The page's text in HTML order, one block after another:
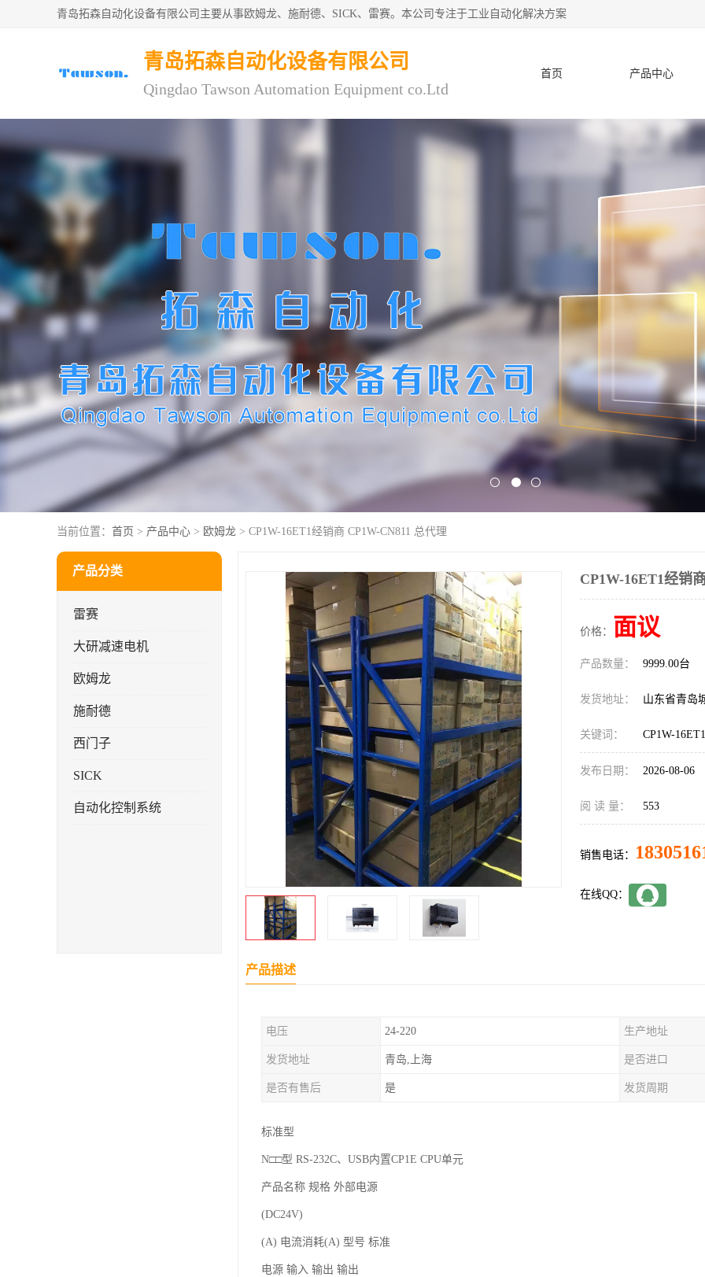
青岛拓森自动化设备有限公司主要从事欧姆龙、施耐德、SICK、雷赛。本公司专注于工业自动化解决方案
青岛拓森自动化设备有限公司
Qingdao Tawson Automation Equipment co.Ltd
首页 产品中心
当前位置： 首页 > 产品中心 > 欧姆龙 > CP1W-16ET1经销商 CP1W-CN811 总代理
产品分类
雷赛
大研减速电机
欧姆龙
施耐德
西门子
SICK
自动化控制系统
CP1W-16ET1经销
价格： 面议
产品数量： 9999.00台
发货地址： 山东省青岛
关键词： CP1W-
发布日期： 2026-08-06
阅 读 量： 553
销售电话：
在线QQ：
产品描述
电压 24-220 生产地址
发货地址 青岛,上海 是否进口
是否有售后 是 发货周期
标准型
N□□型 RS-232C、USB内置CP1E CPU单元
产品名称 规格 外部电源
(DC24V)
(A) 电流消耗(A) 型号 标准
电源 输入 输出 输出